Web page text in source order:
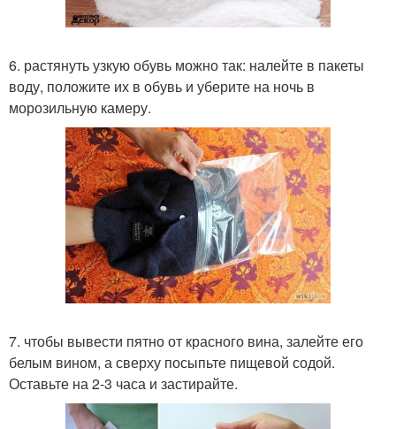
6. растянуть узкую обувь можно так: налейте в пакеты
воду, положите их в обувь и уберите на ночь в
морозильную камеру.
7. чтобы вывести пятно от красного вина, залейте его
белым вином, а сверху посыпьте пищевой содой.
Оставьте на 2-3 часа и застирайте.